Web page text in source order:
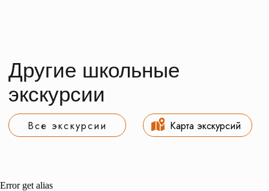
Error get alias
Все актуальные предложения, скидки
и акции вы можете найти в наших группах
Телеграм и ВК
Подписывайтесь, будьте в курсе новинок
и получайте специальные предложения
первыми!